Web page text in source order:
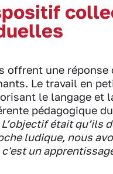
offrent une
Le travail en
le langage et
pédagogique
était qu’ils
ludique, nous
c'est un